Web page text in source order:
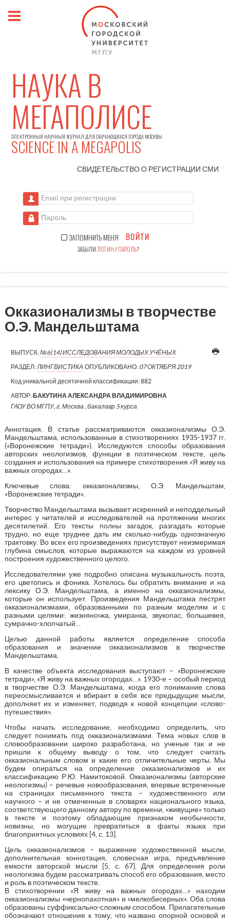
НАУКА В
МЕГАПОЛИСЕ
ЭЛЕКТРОННЫЙ НАУЧНЫЙ ЖУРНАЛ ДЛЯ ОБУЧАЮЩИХСЯ ГОРОДА МОСКВЫ
SCIENCE IN A MEGAPOLIS
СВИДЕТЕЛЬСТВО О РЕГИСТРАЦИИСМИ
Email при регистрации
Пароль
ЗАПОМНИТЬ МЕНЯ ВОЙТИ
ЗАБЫЛИ ЛОГИН/ПАРОЛЬ?
Окказионализмы в творчестве
О.Э. Мандельштама
ВЫПУСК:№6(14) ИССЛЕДОВАНИЯ МОЛОДЫХ УЧЁНЫХ
РАЗДЕЛ:ЛИНГВИСТИКА ОПУБЛИКОВАНО: 07 ОКТЯБРЯ 2019
Код уникальной десятичной классификации:882
АВТОР:БАКУТИНА АЛЕКСАНДРА ВЛАДИМИРОВНА
ГАОУ ВО МГПУ, г. Москва , бакалавр 5 курса
Аннотация. В статье рассматриваются окказионализмы О.Э.
Мандельштама, использованные в стихотворениях 1935-1937 гг.
(«Воронежские тетради»). Исследуются способы образования
авторских неологизмов, функции в поэтическом тексте, цель
создания и использования на примере стихотворения «Я живу на
важных огородах…».
Ключевые слова: окказионализмы, О.Э. Мандельштам,
«Воронежские тетради».
Творчество Мандельштама вызывает искренний и неподдельный
интерес у читателей и исследователей на протяжении многих
десятилетий. Его тексты полны загадок, разгадать которые
трудно, но еще труднее дать им сколько-нибудь однозначную
трактовку. Во всех его произведениях присутствует неизмеримая
глубина смыслов, которые выражаются на каждом из уровней
построения художественного целого.
Исследователями уже подробно описана музыкальность поэта,
его цветопись и фоника. Хотелось бы обратить внимание и на
лексику О.Э. Мандельштама, а именно на окказионализмы,
которые он использует. Произведения Мандельштама пестрят
окказионализмами, образованными по разным моделям и с
разными целями: жизняночка, умиранка, звукопас, большевея,
сумрачно-хлопчатый…
Целью данной работы является определение способа
образования и значение окказионализмов в творчестве
Мандельштама.
В качестве объекта исследования выступают – «Воронежские
тетради», «Я живу на важных огородах…». 1930-е – особый период
в творчестве О.Э. Мандельштама, когда его понимание слова
переосмысливается и вбирает в себя все предыдущие мысли,
дополняет их и изменяет, подводя к новой концепции «слово-
путешествия».
Чтобы начать исследование, необходимо определить, что
следует понимать под окказионализмами. Тема новых слов в
словообразовании широко разработана, но ученые так и не
пришли к общему выводу о том, что следует считать
окказиональным словом и какие его отличительные черты. Мы
будем опираться на определение окказионализмов и их
классификацию Р.Ю. Намитоковой. Окказионализмы (авторские
неологизмы) – речевые новообразования, впервые встреченные
на страницах письменного текста – художественного или
научного – и не отмеченные в словарях национального языка,
соответствующего данному автору по времени, «живущие» только
в тексте и поэтому обладающие признаком необычности,
новизны, но могущие превратиться в факты языка при
благоприятных условиях [4, с. 13].
Цель окказионализмов – выражение художественной мысли,
дополнительная коннотация, словесная игра, предъявление
емкости авторской мысли [5, с. 67]. Для определения роли
неологизма будем рассматривать способ его образования, место
и роль в поэтическом тексте.
В стихотворении «Я живу на важных огородах…» находим
окказионализмы «чернопахотная» и «мелкобисерных». Оба слова
образованы суффиксально-сложным способом. Прилагательные
обозначают отношение к тому, что названо опорной основой и